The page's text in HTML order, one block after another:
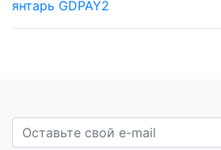
янтарь GDPAY2